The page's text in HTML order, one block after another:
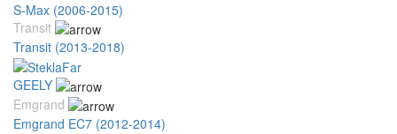
S-Max (2006-2015)
Transit
Transit (2013-2018)
GEELY
Emgrand
Emgrand EC7 (2012-2014)